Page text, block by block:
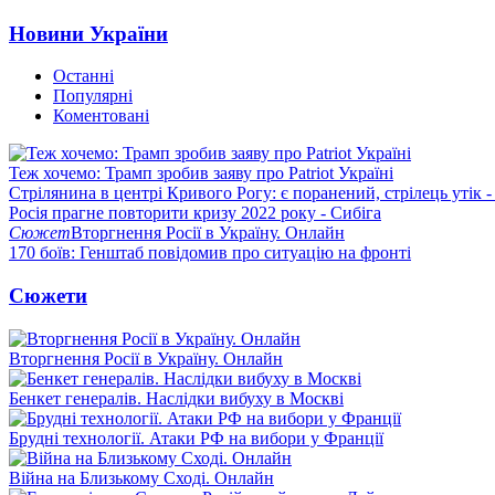
Новини України
Останні
Популярні
Коментовані
Теж хочемо: Трамп зробив заяву про Patriot Україні
Стрілянина в центрі Кривого Рогу: є поранений, стрілець утік
Росія прагне повторити кризу 2022 року - Сибіга
СюжетВторгнення Росії в Україну. Онлайн
170 боїв: Генштаб повідомив про ситуацію на фронті
Сюжети
Вторгнення Росії в Україну. Онлайн
Бенкет генералів. Наслідки вибуху в Москві
Брудні технології. Атаки РФ на вибори у Франції
Війна на Близькому Сході. Онлайн